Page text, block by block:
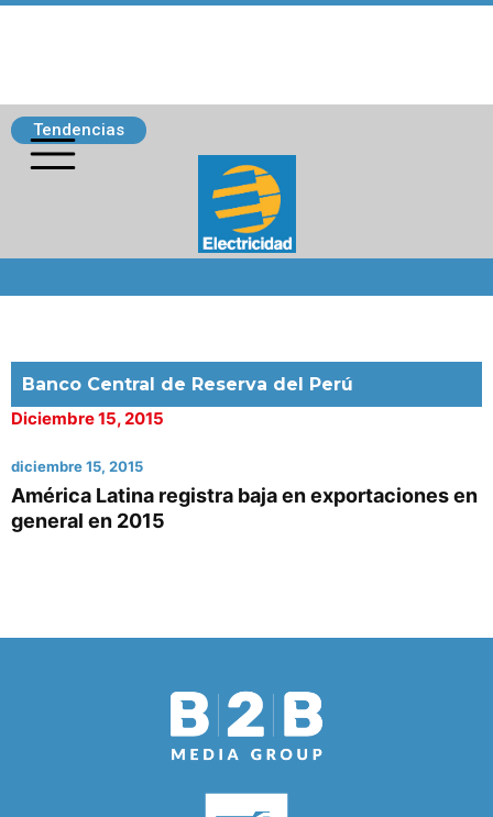
Tendencias
Banco Central de Reserva del Perú
Diciembre 15, 2015
diciembre 15, 2015
América Latina registra baja en exportaciones en
general en 2015